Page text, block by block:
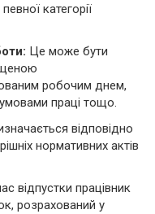
категорії
Це може бути
робочим днем,
праці тощо.
відповідно
нормативних актів
відпустки працівник
розрахований у